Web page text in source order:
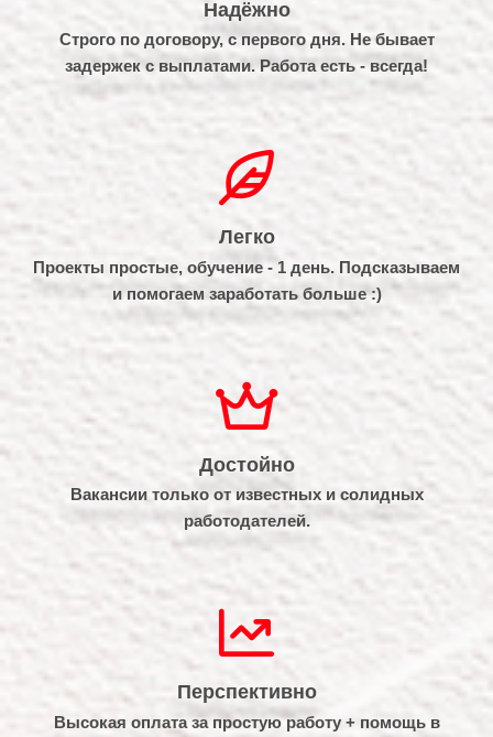
Надёжно
Строго по договору, с первого дня. Не бывает
задержек с выплатами. Работа есть - всегда!
Легко
Проекты простые, обучение - 1 день. Подсказываем
и помогаем заработать больше :)
Достойно
Вакансии только от известных и солидных
работодателей.
Перспективно
Высокая оплата за простую работу + помощь в